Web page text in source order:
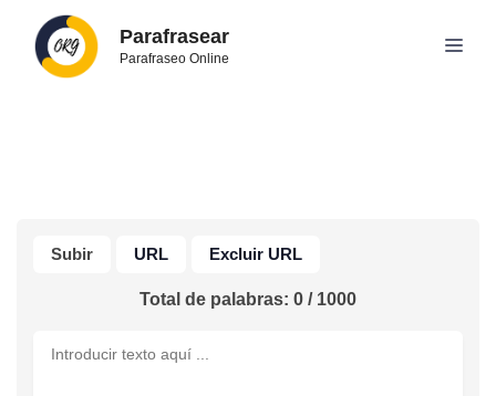
content
Parafrasear
Parafraseo Online
Subir URL Excluir URL
Total de palabras: 0 / 1000